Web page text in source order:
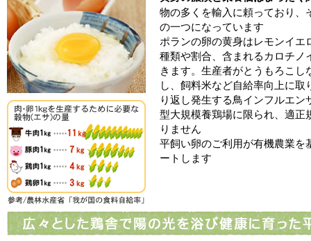
物の多くを輸入に頼っており
の一つになっています
ポランの卵の黄身はレモンイ
種類や割合、含まれるカロチ
きます。生産者がとうもろこ
し、飼料米など自給率向上に
り返し発生する鳥インフルエ
型大規模養鶏場に限られ、適
りません
平飼い卵のご利用が有機農業
ートします